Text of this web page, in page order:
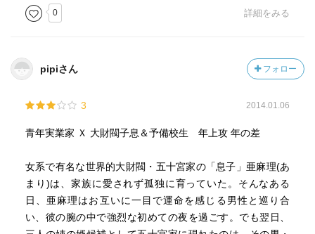
0 詳細をみる
pipiさん フォロー
3 2014.01.06
青年実業家 Ｘ 大財閥子息＆予備校生 年上攻 年の差
女系で有名な世界的大財閥・五十宮家の「息子」亜麻理(あ
まり)は、家族に愛されず孤独に育っていた。そんなある
日、亜麻理はお互いに一目で運命を感じる男性と巡り合
い、彼の腕の中で強烈な初めての夜を過ごす。でも翌日、